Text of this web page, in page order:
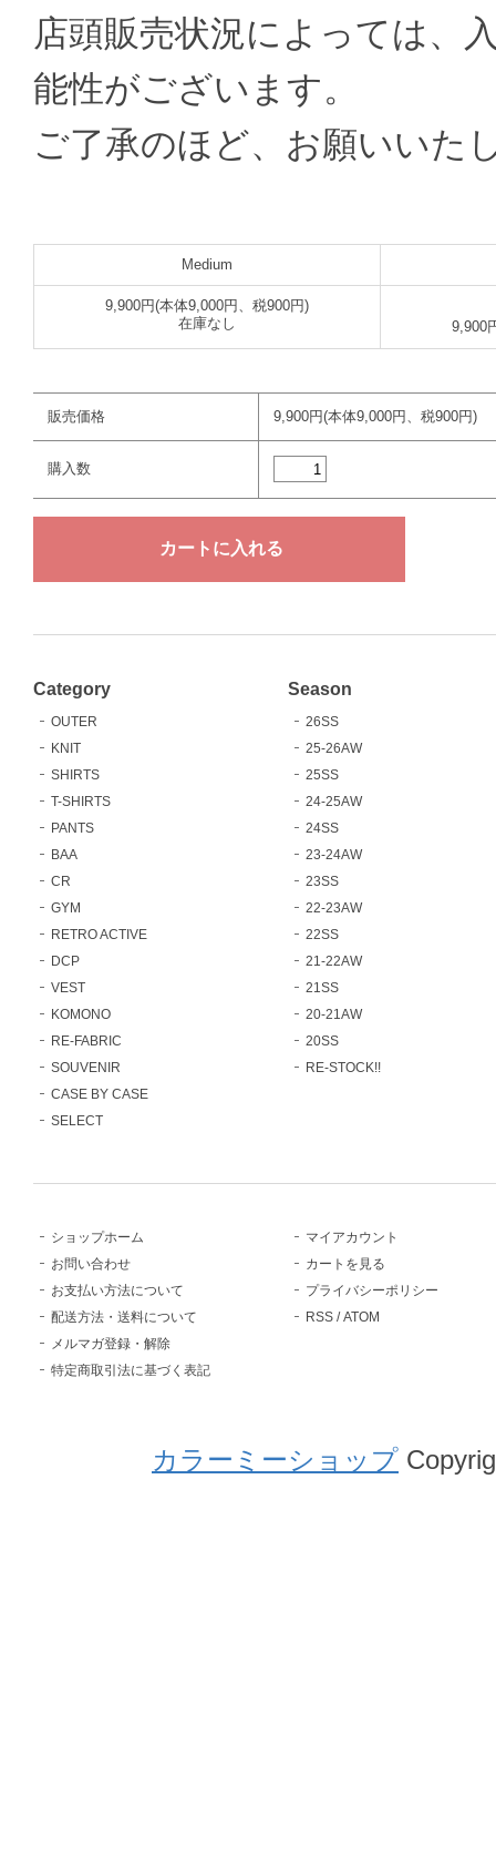
店頭販売状況によっては、
能性がございます。
ご了承のほど、お願いいた
Medium
9,900円(本体9,000円、税900円)
在庫なし
9,900
販売価格 9,900円(本体9,000円、税900円)
購入数
Category
OUTER
KNIT
SHIRTS
T-SHIRTS
PANTS
BAA
CR
GYM
RETRO ACTIVE
DCP
VEST
KOMONO
RE-FABRIC
SOUVENIR
CASE BY CASE
SELECT
Season
26SS
25-26AW
25SS
24-25AW
24SS
23-24AW
23SS
22-23AW
22SS
21-22AW
21SS
20-21AW
20SS
RE-STOCK!!
ショップホーム
お問い合わせ
お支払い方法について
配送方法・送料について
メルマガ登録・解除
特定商取引法に基づく表記
マイアカウント
カートを見る
プライバシーポリシー
RSS /ATOM
カラーミーショップ